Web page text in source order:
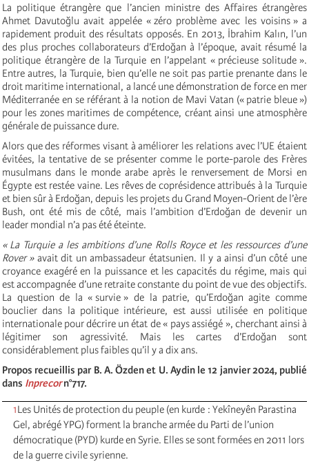
La politique étrangère que l’ancien ministre des Affaires étrangères
Ahmet Davutoğlu avait appelée « zéro problème avec les voisins » a
rapidement produit des résultats opposés. En 2013, İbrahim Kalın, l’un
des plus proches collaborateurs d’Erdoğan à l’époque, avait résumé la
politique étrangère de la Turquie en l’appelant « précieuse solitude ».
Entre autres, la Turquie, bien qu’elle ne soit pas partie prenante dans le
droit maritime international, a lancé une démonstration de force en mer
Méditerranée en se référant à la notion de Mavi Vatan (« patrie bleue »)
pour les zones maritimes de compétence, créant ainsi une atmosphère
générale de puissance dure.
Alors que des réformes visant à améliorer les relations avec l’UE étaient
évitées, la tentative de se présenter comme le porte-parole des Frères
musulmans dans le monde arabe après le renversement de Morsi en
Égypte est restée vaine. Les rêves de coprésidence attribués à la Turquie
et bien sûr à Erdoğan, depuis les projets du Grand Moyen-Orient de l’ère
Bush, ont été mis de côté, mais l’ambition d’Erdoğan de devenir un
leader mondial n’a pas été éteinte.
« La Turquie a les ambitions d’une Rolls Royce et les ressources d’une
Rover »avait dit un ambassadeur étatsunien. Il y a ainsi d’un côté une
croyance exagéré en la puissance et les capacités du régime, mais qui
est accompagnée d’une retraite constante du point de vue des objectifs.
La question de la « survie » de la patrie, qu’Erdoğan agite comme
bouclier dans la politique intérieure, est aussi utilisée en politique
internationale pour décrire un état de « pays assiégé », cherchant ainsi à
légitimer son agressivité. Mais les cartes d’Erdoğan sont
considérablement plus faibles qu’il y a dix ans.
Propos recueillis par B. A. Özden et U. Aydin le 12 janvier 2024, publié
dans Inprecorn°717.
1Les Unités de protection du peuple (en kurde : Yekîneyên Parastina
Gel, abrégé YPG) forment la branche armée du Parti de l’union
démocratique (PYD) kurde en Syrie. Elles se sont formées en 2011 lors
de la guerre civile syrienne.